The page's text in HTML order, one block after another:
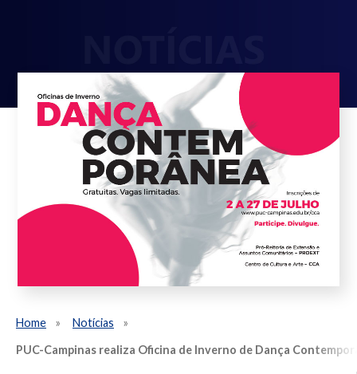
Home
Notícias
PUC-Campinas realiza Oficina de Inverno de Dança